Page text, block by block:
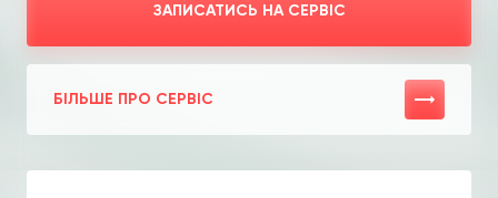
ЗАПИСАТИСЬ НА СЕРВІС
БІЛЬШЕ ПРО СЕРВІС